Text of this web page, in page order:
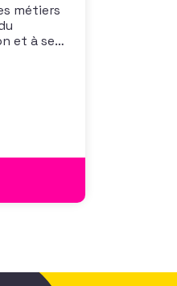
métiers
et à se